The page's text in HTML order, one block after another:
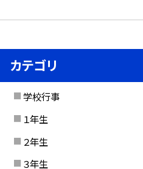
カテゴリ
学校行事
１年生
２年生
３年生